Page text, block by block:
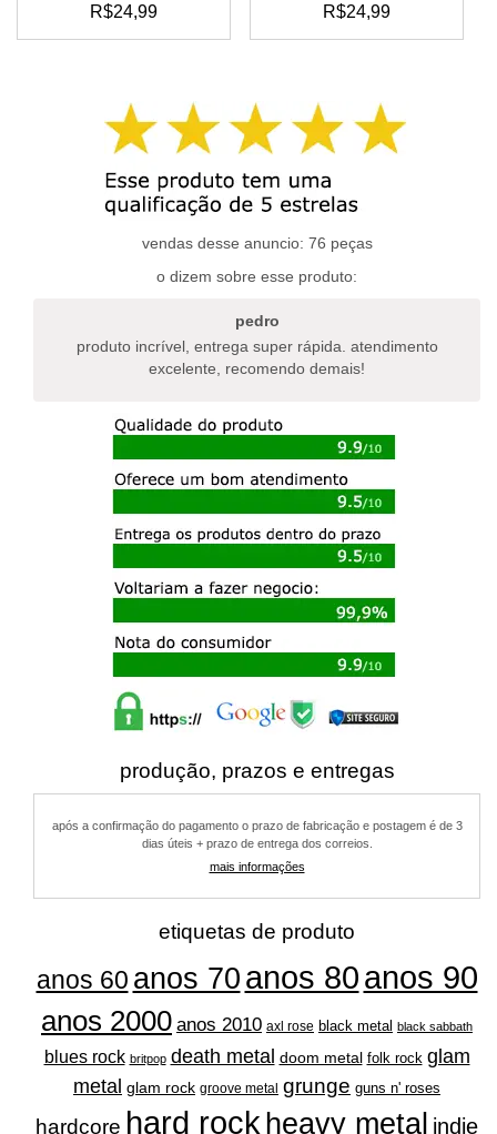
R$24,99 R$24,99
vendas desse anuncio: 76 peças
o dizem sobre esse produto:
pedro
produto incrível, entrega super rápida. atendimento
excelente, recomendo demais!
produção, prazos e entregas
após a confirmação do pagamento o prazo de fabricação e postagem é de 3
dias úteis + prazo de entrega dos correios.
mais informações
etiquetas de produto
anos 60 anos 70 anos 80anos 90
anos 2000 anos 2010 axl rose black metal black sabbath
blues rock britpop death metal doom metal folk rock glam
metal glam rock groove metal grunge guns n' roses
hardcore hard rock heavy metal indie